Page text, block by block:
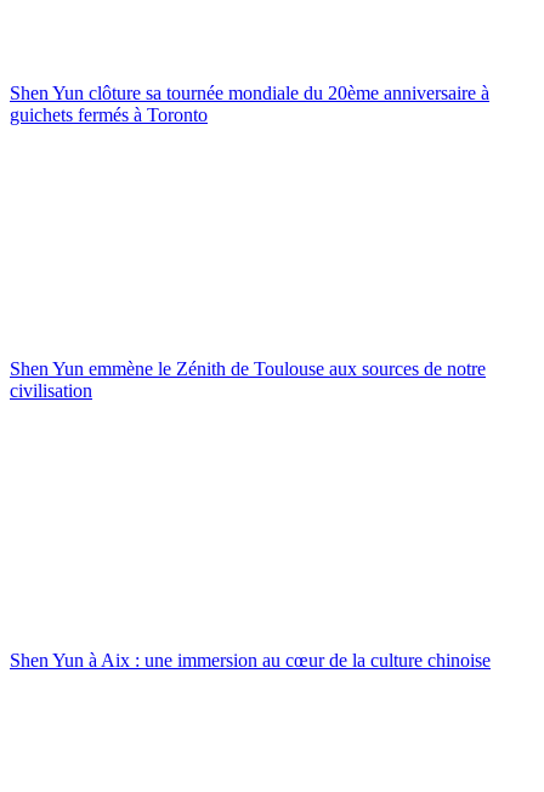
Shen Yun clôture sa tournée mondiale du 20ème anniversaire à
guichets fermés à Toronto
Shen Yun emmène le Zénith de Toulouse aux sources de notre
civilisation
Shen Yun à Aix : une immersion au cœur de la culture chinoise